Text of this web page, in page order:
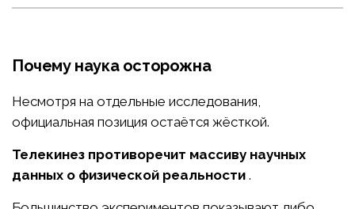
Почему наука осторожна
Несмотря на отдельные исследования,
официальная позиция остаётся жёсткой.
Телекинез противоречит массиву научных
данных о физической реальности .